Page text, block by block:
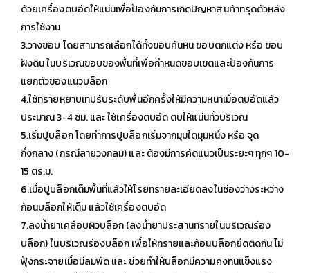
ด้วยเครื่องตบอัดให้แน่นเพื่อป้องกันการเกิดปัญหาสินค้าทรุดตัวหลัง
การใช้งาน
3.วางขอบ โดยสามารถเลือกได้ทั้งขอบคันหิน ขอบตกแต่ง หรือ ขอบ
ฝังดิน ในบริเวณขอบของพื้นที่เพื่อกำหนดขอบเขตและป้องกันการ
แยกตัวของแนวบล็อก
4.ใช้ทรายหยาบเทปรับระดับพื้นอีกครั้งให้มีความหนาเมื่อตบอัดแล้ว
ประมาณ 3-4 ซม. และ ใช้เครื่องตบอัด ตบให้แน่นทั่วบริเวณ
5.เริ่มปูบล็อก โดยทำการปูบล็อกเริ่มจากมุมใดมุมหนึ่ง หรือ จุด
กึ่งกลาง (กรณีลายวงกลม) และ ต้องมีการคัดแนวเป็นระยะๆ ทุกๆ 10-
15 ตร.ม.
6.เมื่อปูบล็อกเต็มพื้นที่แล้วให้โรยทรายละเอียดลงในช่องว่างระหว่าง
ก้อนบล็อกให้เต็ม แล้วใช้เครื่องตบอัด
7.ลงน้ำยาเคลือบผิวบล็อก (ลงน้ำยาประสานทรายในบริเวณร่อง
บล็อก) ในบริเวณร่องบล็อก เพื่อให้ทรายและก้อนบล็อกยึดติดกัน ไม่
ฟุ้งกระจายเมื่อมีลมพัด และ ช่วยทำให้บล็อกมีความคงทนแข็งแรง